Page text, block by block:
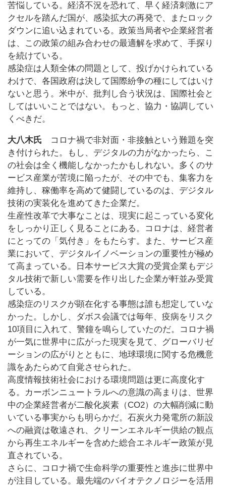
苦悩している。経済不況を恐れて、早く経済刺激にア
クセルを踏んだ国が、感染拡大の再発で、またロック
ダウンに追い込まれている。政策当局者や企業経営者
は、この政策の組み合わせの最適解を求めて、手探り
を続けている。
感染症は人類全体の問題として、投げかけられている
わけで、各国政府は決して国際紛争の種にしてはいけ
ないと思う。米中が、批判し合う状況は、国際社会と
してはいいことではない。もっと、協力・協調してい
くべきだ。
大八木氏 コロナ禍で非対面・非接触という難題を突
き付けられた。もし、デジタルの力がなかったら、こ
の社会は全く機能しなかったかもしれない。多くのサ
ービス産業が苦境に陥ったが、その中でも、集客力を
維持し、稼働率を高めて健闘しているのは、デジタル
技術の実装化を進めてきた企業だ。
生産性改革で大事なことは、現実に起こっている変化
をしっかり正しく見ることにある。コロナは、経営者
にとっての「気付き」をもたらす。また、サービス産
業において、デジタルイノベーションの重要性が極め
て高まっている。日本サービス大賞の受賞企業もデジ
タル技術で新しい需要を作り出した企業が軒並み受賞
している。
感染症のリスクが顕在化する事態は誰も想定していな
かった。しかし、ダボス会議では毎年、疫病をリスク
10項目に入れて、警鐘を鳴らしていたのだ。コロナ禍
が一気に世界中に広がった現実を見て、グローバリゼ
ーションの広がりとともに、地球環境に関する危機意
識をあたらめて自覚させられた。
高度情報技術社会における環境問題は更に高度化す
る。カーボンニュートラルへの意識の高まりは、世界
中の企業経営者が二酸化炭素（CO2）の大幅削減に動
いている事実からも明らかだ。石炭火力発電所の新設
への融資は敬遠され、クリーンエネルギー供給の観点
から再生エネルギーを含めた総合エネルギー政策が見
直されている。
さらに、コロナ禍で生命科学の重要性と進歩に世界中
が注目している。最先端のバイオテクノロジーを活用